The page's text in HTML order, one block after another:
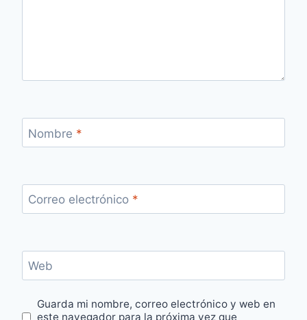
Nombre *
Correo electrónico *
Web
Guarda mi nombre, correo electrónico y web en
este navegador para la próxima vez que